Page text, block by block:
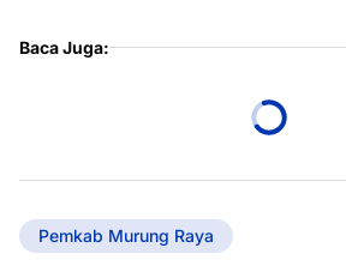
Baca Juga:
Pemkab Murung Raya